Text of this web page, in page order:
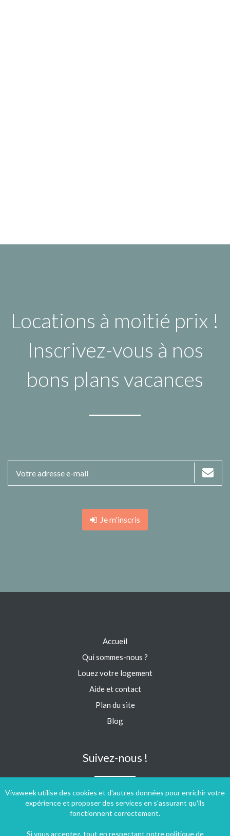
Locations à moitié prix !
Inscrivez-vous à nos
bons plans vacances
Je m'inscris
Vivaweek utilise des cookies et d'autres données pour enrichir votre
expérience et proposer des services en s'assurant qu'ils
fonctionnent correctement.
Si vous acceptez, tout en respectant notrepolitique de
Accueil
Qui sommes-nous ?
Louez votre logement
Aide et contact
Plan du site
Blog
Suivez-nous !